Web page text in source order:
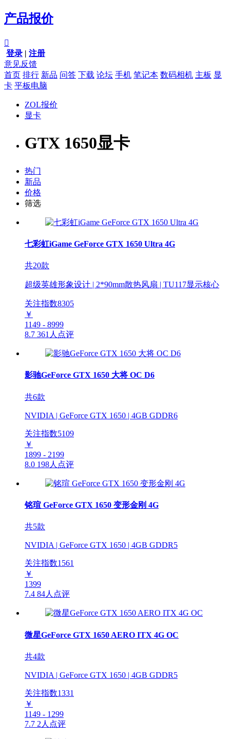
产品报价

登录 | 注册
意见反馈
首页 排行 新品 问答 下载 论坛 手机 笔记本 数码相机 主板 显
卡 平板电脑
ZOL报价
显卡
GTX 1650显卡
热门
新品
价格
筛选
七彩虹iGame GeForce GTX 1650 Ultra 4G
共20款
超级英雄形象设计 | 2*90mm散热风扇 | TU117显示核心
关注指数8305
￥
1149 - 8999
8.7 361人点评
影驰GeForce GTX 1650 大将 OC D6
共6款
NVIDIA | GeForce GTX 1650 | 4GB GDDR6
关注指数5109
￥
1899 - 2199
8.0 198人点评
铭瑄 GeForce GTX 1650 变形金刚 4G
共5款
NVIDIA | GeForce GTX 1650 | 4GB GDDR5
关注指数1561
￥
1399
7.4 84人点评
微星GeForce GTX 1650 AERO ITX 4G OC
共4款
NVIDIA | GeForce GTX 1650 | 4GB GDDR5
关注指数1331
￥
1149 - 1299
7.7 2人点评